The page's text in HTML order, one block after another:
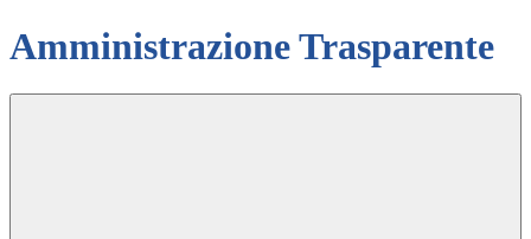
Amministrazione Trasparente